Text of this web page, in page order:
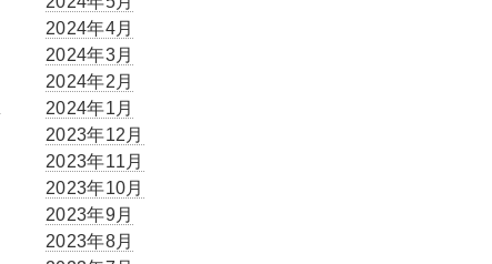
2024年4月
2024年3月
2024年2月
2024年1月
2023年12月
2023年11月
2023年10月
2023年9月
2023年8月